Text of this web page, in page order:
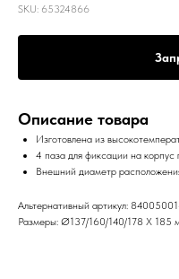
SKU: 65324866
Описание товара
Изготовлена из
4 паза для фиксации на корпус
Внешний диаметр
Альтернативный артикул:
Размеры: Ø137/160/140/178 X 185